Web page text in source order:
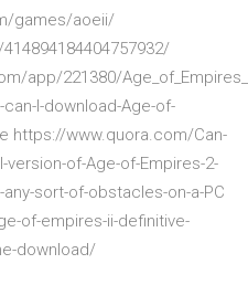
games/aoeii/
app/221380/
I-download-Age-of-
https://www.quora.com/Can-
version-of-Age-of-Empires-2-
sort-of-obstacles-on-a-PC
of-empires-ii-definitive-
download/